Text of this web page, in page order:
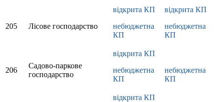
205 Лісове господарство
відкрита КП
небюджетна
КП
відкрита КП
небюджетна
КП
206
Садово-паркове
господарство
відкрита КП
небюджетна
КП
небюджетна
КП
відкрита КП